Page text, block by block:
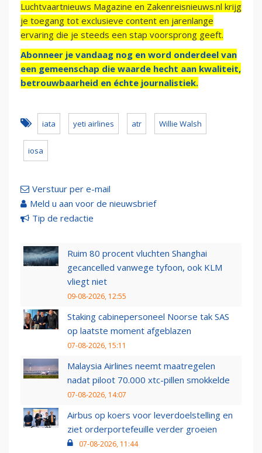
Luchtvaartnieuws Magazine en Zakenreisnieuws.nl krijg
je toegang tot exclusieve content en jarenlange
ervaring die je steeds een stap voorsprong geeft.
Abonneer je vandaag nog en word onderdeel van
een gemeenschap die waarde hecht aan kwaliteit,
betrouwbaarheid en échte journalistiek.
iata yeti airlines atr Willie Walsh
iosa
Verstuur per e-mail
Meld u aan voor de nieuwsbrief
Tip de redactie
Ruim 80 procent vluchten Shanghai
gecancelled vanwege tyfoon, ook KLM
vliegt niet
09-08-2026, 12:55
Staking cabinepersoneel Noorse tak SAS
op laatste moment afgeblazen
07-08-2026, 15:11
Malaysia Airlines neemt maatregelen
nadat piloot 70.000 xtc-pillen smokkelde
07-08-2026, 14:07
Airbus op koers voor leverdoelstelling en
ziet orderportefeuille verder groeien
07-08-2026, 11:44